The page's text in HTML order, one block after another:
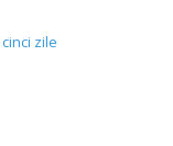
zile